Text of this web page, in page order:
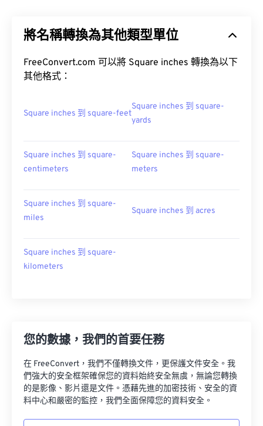
將名稱轉換為其他類型單位
FreeConvert.com 可以將 Square inches 轉換為以下
其他格式：
Square inches 到 square-feet
Square inches 到 square-
yards
Square inches 到 square-
centimeters
Square inches 到 square-
meters
Square inches 到 square-
miles
Square inches 到 acres
Square inches 到 square-
kilometers
您的數據，我們的首要任務
在 FreeConvert，我們不僅轉換文件，更保護文件安全。我
們強大的安全框架確保您的資料始終安全無虞，無論您轉換
的是影像、影片還是文件。憑藉先進的加密技術、安全的資
料中心和嚴密的監控，我們全面保障您的資料安全。